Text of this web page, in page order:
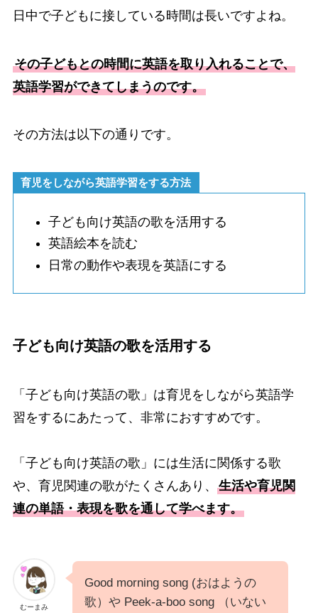
日中で子どもに接している時間は長いですよね。
その子どもとの時間に英語を取り入れることで、
英語学習ができてしまうのです。
その方法は以下の通りです。
育児をしながら英語学習をする方法
子ども向け英語の歌を活用する
英語絵本を読む
日常の動作や表現を英語にする
子ども向け英語の歌を活用する
「子ども向け英語の歌」は育児をしながら英語学
習をするにあたって、非常におすすめです。
「子ども向け英語の歌」には生活に関係する歌
や、育児関連の歌がたくさんあり、 生活や育児関
連の単語・表現を歌を通して学べます。
むーまみ
Good morning song (おはようの
歌）や Peek-a-boo song （いない